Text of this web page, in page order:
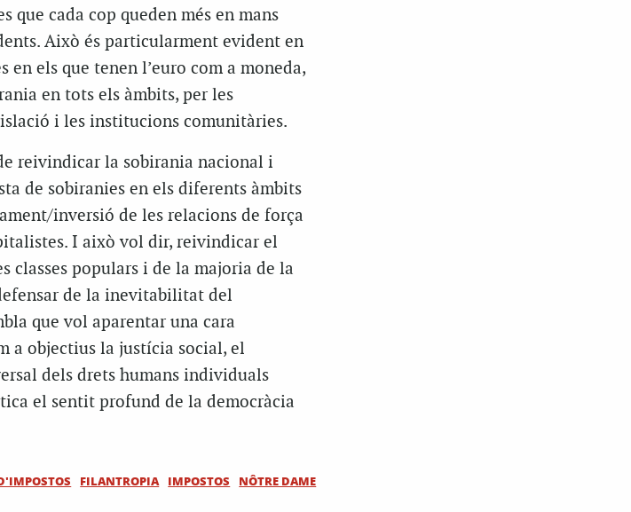
que cada cop queden més en mans
Això és particularment evident en
en els que tenen l’euro com a moneda,
en tots els àmbits, per les
i les institucions comunitàries.
reivindicar la sobirania nacional i
de sobiranies en els diferents àmbits
inversió de les relacions de força
I això vol dir, reivindicar el
classes populars i de la majoria de la
de la inevitabilitat del
que vol aparentar una cara
a objectius la justícia social, el
dels drets humans individuals
el sentit profund de la democràcia
FILANTROPIA IMPOSTOS NÔTRE DAME